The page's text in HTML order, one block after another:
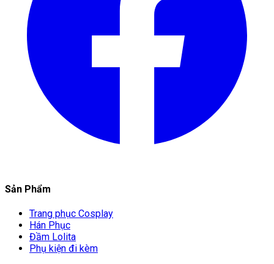
Sản Phẩm
Trang phục Cosplay
Hán Phục
Đầm Lolita
Phụ kiện đi kèm